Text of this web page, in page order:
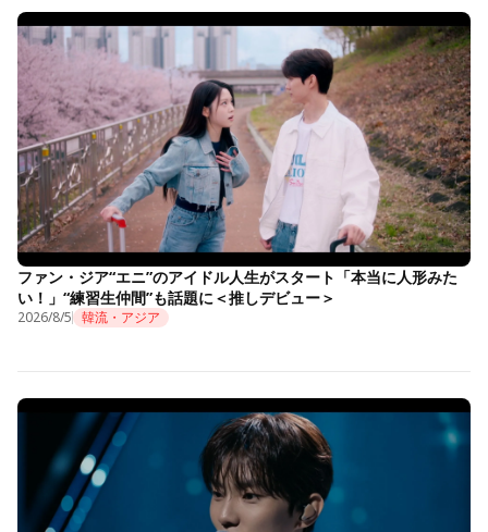
ファン・ジア“エニ”のアイドル人生がスタート「本当に人形みた
い！」“練習生仲間”も話題に＜推しデビュー＞
2026/8/5 韓流・アジア